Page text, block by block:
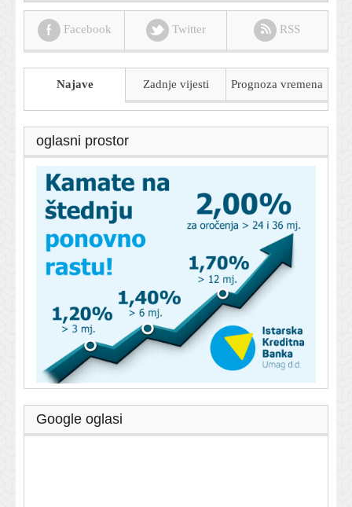
Facebook Twitter RSS
Najave Zadnje vijesti Prognoza vremena
oglasni prostor
Google oglasi